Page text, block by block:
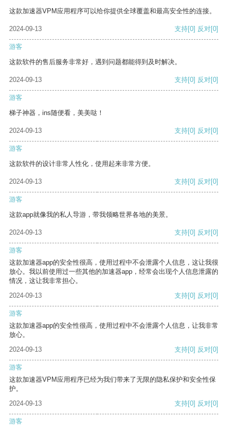
这款加速器VPM应用程序可以给你提供全球覆盖和最高安全性的连接。
2024-09-13 支持[0] 反对[0]
游客
这款软件的售后服务非常好，遇到问题都能得到及时解决。
2024-09-13 支持[0] 反对[0]
游客
梯子神器，ins随便看，美美哒！
2024-09-13 支持[0] 反对[0]
游客
这款软件的设计非常人性化，使用起来非常方便。
2024-09-13 支持[0] 反对[0]
游客
这款app就像我的私人导游，带我领略世界各地的美景。
2024-09-13 支持[0] 反对[0]
游客
这款加速器app的安全性很高，使用过程中不会泄露个人信息，这让我很
放心。我以前使用过一些其他的加速器app，经常会出现个人信息泄露的
情况，这让我非常担心。
2024-09-13
支持[0] 反对[0]
游客
这款加速器app的安全性很高，使用过程中不会泄露个人信息，让我非常
放心。
2024-09-13
支持[0] 反对[0]
游客
这款加速器VPM应用程序已经为我们带来了无限的隐私保护和安全性保
护。
2024-09-13
支持[0] 反对[0]
游客